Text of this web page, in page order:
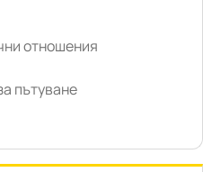
отношения
пътуване